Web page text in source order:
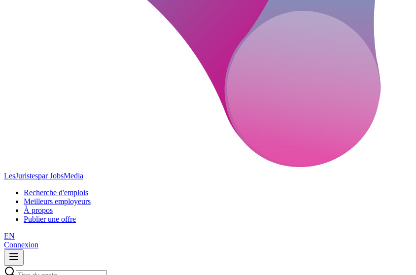
LesJuristespar JobsMedia
Recherche d'emplois
Meilleurs employeurs
À propos
Publier une offre
EN
Connexion